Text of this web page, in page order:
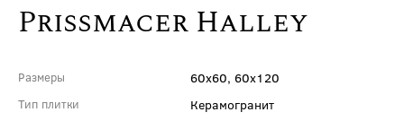
Prissmacer Halley
Размеры 60x60, 60x120
Тип плитки Керамогранит